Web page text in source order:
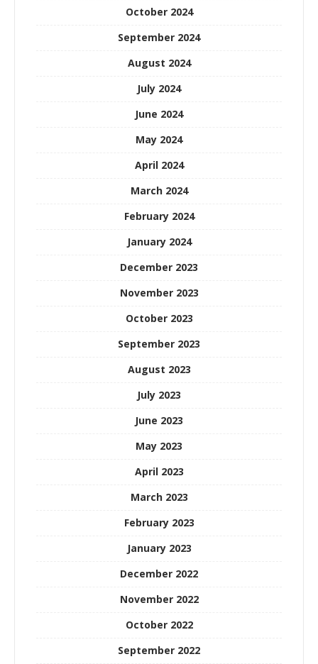
October 2024
September 2024
August 2024
July 2024
June 2024
May 2024
April 2024
March 2024
February 2024
January 2024
December 2023
November 2023
October 2023
September 2023
August 2023
July 2023
June 2023
May 2023
April 2023
March 2023
February 2023
January 2023
December 2022
November 2022
October 2022
September 2022